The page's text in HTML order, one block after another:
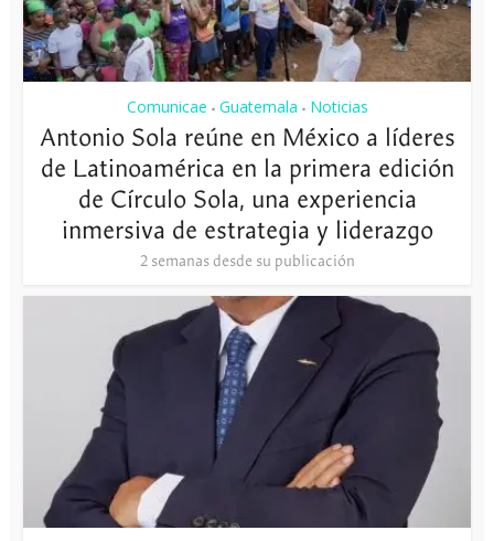
Comunicae • Guatemala • Noticias
Antonio Sola reúne en México a líderes
de Latinoamérica en la primera edición
de Círculo Sola, una experiencia
inmersiva de estrategia y liderazgo
2 semanas desde su publicación